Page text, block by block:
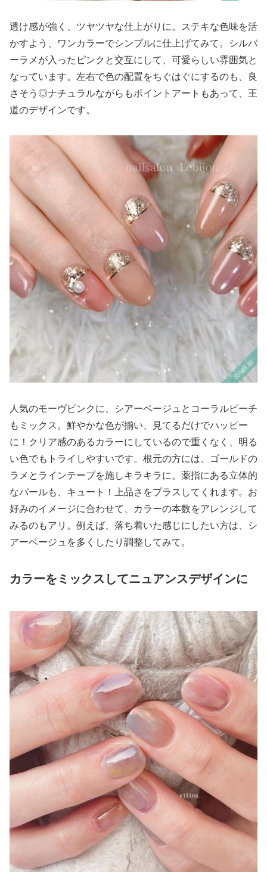
透け感が強く、ツヤツヤな仕上がりに。ステキな色味を活
かすよう、ワンカラーでシンプルに仕上げてみて。シルバ
ーラメが入ったピンクと交互にして、可愛らしい雰囲気と
なっています。左右で色の配置をちぐはぐにするのも、良
さそう◎ナチュラルながらもポイントアートもあって、王
道のデザインです。
人気のモーヴピンクに、シアーベージュとコーラルピーチ
もミックス。鮮やかな色が揃い、見てるだけでハッピー
に！クリア感のあるカラーにしているので重くなく、明る
い色でもトライしやすいです。根元の方には、ゴールドの
ラメとラインテープを施しキラキラに。薬指にある立体的
なパールも、キュート！上品さをプラスしてくれます。お
好みのイメージに合わせて、カラーの本数をアレンジして
みるのもアリ。例えば、落ち着いた感じにしたい方は、シ
アーベージュを多くしたり調整してみて。
カラーをミックスしてニュアンスデザインに